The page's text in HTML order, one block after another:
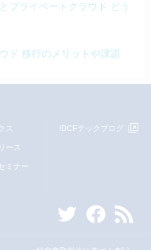
プライベートクラウド どう
ド 移行のメリットや課題
ス
ース
ミナー
IDCFテックブログ